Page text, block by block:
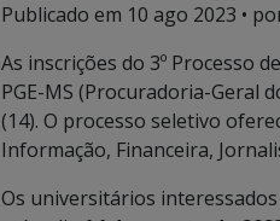
Publicado em 10 ago 2023 •
As inscrições do 3º Processo
PGE-MS (Procuradoria-Geral
(14). O processo seletivo
Informação, Financeira,
Os universitários